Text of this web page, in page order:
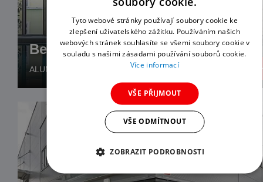
Beethoven Spa House
ALUMINIUM AND GLASS FAÇADE
Tyto webové stránky používají soubory cookie ke
zlepšení uživatelského zážitku. Používáním našich
webových stránek souhlasíte se všemi soubory cookie v
souladu s našimi zásadami používání souborů cookie.
Více informací
VŠE PŘIJMOUT
VŠE ODMÍTNOUT
ZOBRAZIT PODROBNOSTI